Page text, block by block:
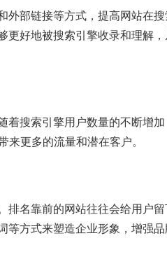
外部链接等方式，提高网站在
更好地被搜索引擎收录和理解
着搜索引擎用户数量的不断增
来更多的流量和潜在客户。
排名靠前的网站往往会给用户
方式来塑造企业形象，增强品